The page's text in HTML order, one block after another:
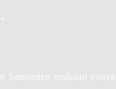
Sanomien mukaan